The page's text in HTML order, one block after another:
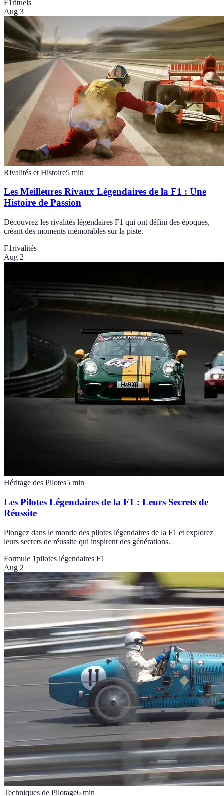
F1rituels
Aug 3
Rivalités et Histoire5 min
Les Meilleures Rivaux Légendaires de la F1 : Une
Histoire de Passion
Découvrez les rivalités légendaires F1 qui ont défini des époques,
créant des moments mémorables sur la piste.
F1rivalités
Aug 2
Héritage des Pilotes5 min
Les Pilotes Légendaires de la F1 : Leurs Secrets de
Réussite
Plongez dans le monde des pilotes légendaires de la F1 et explorez
leurs secrets de réussite qui inspirent des générations.
Formule 1pilotes légendaires F1
Aug 2
Techniques de Pilotage6 min